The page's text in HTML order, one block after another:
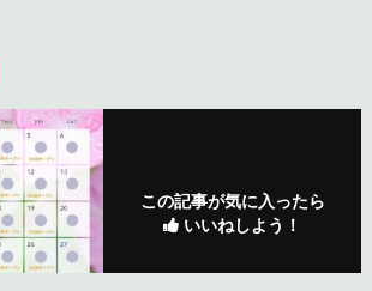
この記事が気に入ったら
いいねしよう！